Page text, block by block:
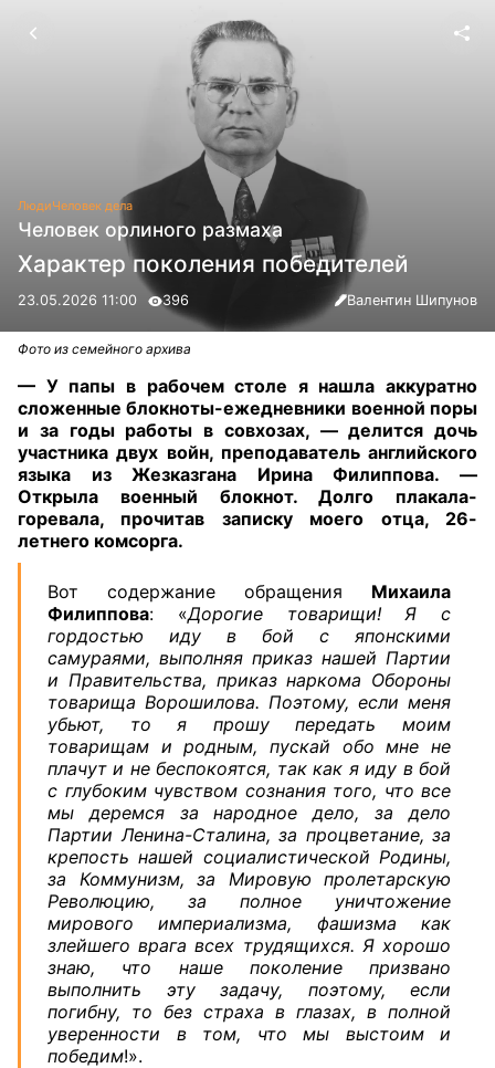
ЛюдиЧеловек дела
Человек орлиного размаха
Характер поколения победителей
23.05.2026 11:00 396 Валентин Шипунов
Фото из семейного архива
— У папы в рабочем столе я нашла аккуратно
сложенные блокноты-ежедневники военной поры
и за годы работы в совхозах, — делится дочь
участника двух войн, преподаватель английского
языка из Жезказгана Ирина Филиппова. —
Открыла военный блокнот. Долго плакала-
горевала, прочитав записку моего отца, 26-
летнего комсорга.
Вот содержание обращения Михаила
Филиппова: «Дорогие товарищи! Я с
гордостью иду в бой с японскими
самураями, выполняя приказ нашей Партии
и Правительства, приказ наркома Обороны
товарища Ворошилова. Поэтому, если меня
убьют, то я прошу передать моим
товарищам и родным, пускай обо мне не
плачут и не беспокоятся, так как я иду в бой
с глубоким чувством сознания того, что все
мы деремся за народное дело, за дело
Партии Ленина-Сталина, за процветание, за
крепость нашей социалистической Родины,
за Коммунизм, за Мировую пролетарскую
Революцию, за полное уничтожение
мирового империализма, фашизма как
злейшего врага всех трудящихся. Я хорошо
знаю, что наше поколение призвано
выполнить эту задачу, поэтому, если
погибну, то без страха в глазах, в полной
уверенности в том, что мы выстоим и
победим!».